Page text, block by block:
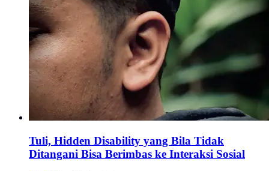
Tuli, Hidden Disability yang Bila Tidak
Ditangani Bisa Berimbas ke Interaksi Sosial